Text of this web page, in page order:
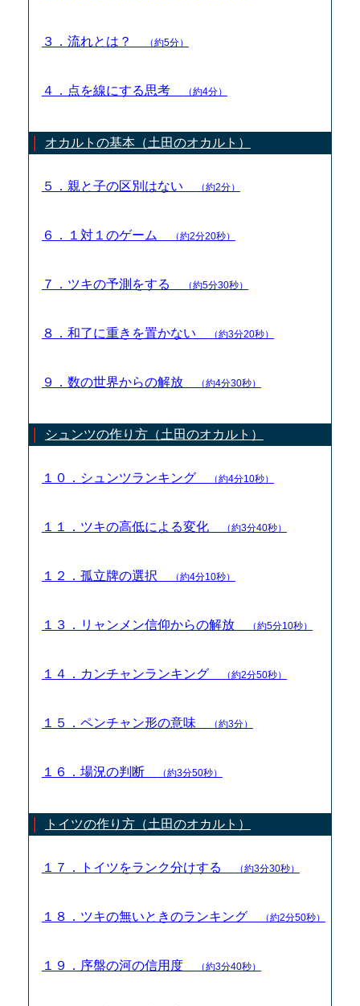
３．流れとは？ （約5分）
４．点を線にする思考 （約4分）
オカルトの基本（土田のオカルト）
５．親と子の区別はない （約2分）
６．１対１のゲーム （約2分20秒）
７．ツキの予測をする （約5分30秒）
８．和了に重きを置かない （約3分20秒）
９．数の世界からの解放 （約4分30秒）
シュンツの作り方（土田のオカルト）
１０．シュンツランキング （約4分10秒）
１１．ツキの高低による変化 （約3分40秒）
１２．孤立牌の選択 （約4分10秒）
１３．リャンメン信仰からの解放 （約5分10秒）
１４．カンチャンランキング （約2分50秒）
１５．ペンチャン形の意味 （約3分）
１６．場況の判断 （約3分50秒）
トイツの作り方（土田のオカルト）
１７．トイツをランク分けする （約3分30秒）
１８．ツキの無いときのランキング （約2分50秒）
１９．序盤の河の信用度 （約3分40秒）